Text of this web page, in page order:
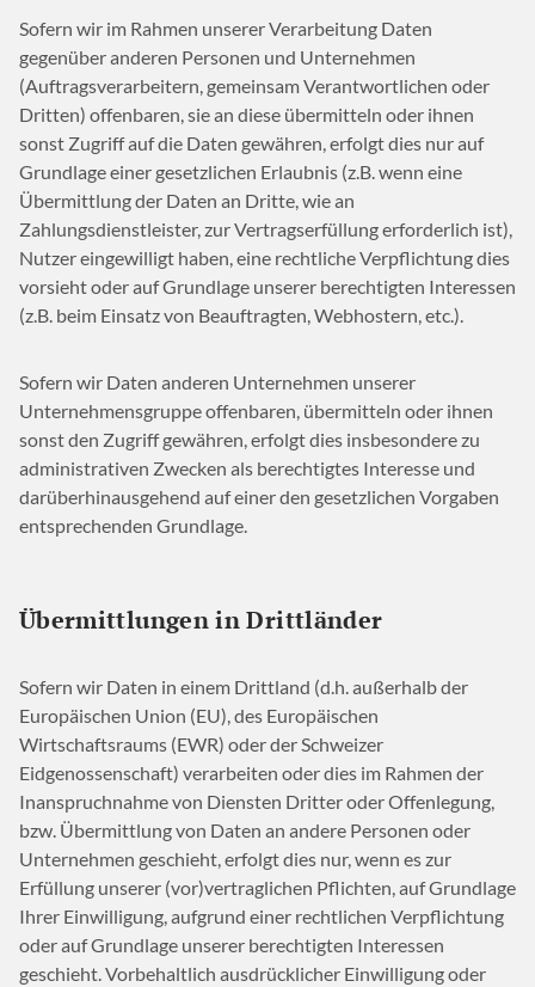
Sofern wir im Rahmen unserer Verarbeitung Daten
gegenüber anderen Personen und Unternehmen
(Auftragsverarbeitern, gemeinsam Verantwortlichen oder
Dritten) offenbaren, sie an diese übermitteln oder ihnen
sonst Zugriff auf die Daten gewähren, erfolgt dies nur auf
Grundlage einer gesetzlichen Erlaubnis (z.B. wenn eine
Übermittlung der Daten an Dritte, wie an
Zahlungsdienstleister, zur Vertragserfüllung erforderlich ist),
Nutzer eingewilligt haben, eine rechtliche Verpflichtung dies
vorsieht oder auf Grundlage unserer berechtigten Interessen
(z.B. beim Einsatz von Beauftragten, Webhostern, etc.).
Sofern wir Daten anderen Unternehmen unserer
Unternehmensgruppe offenbaren, übermitteln oder ihnen
sonst den Zugriff gewähren, erfolgt dies insbesondere zu
administrativen Zwecken als berechtigtes Interesse und
darüberhinausgehend auf einer den gesetzlichen Vorgaben
entsprechenden Grundlage.
Übermittlungen in Drittländer
Sofern wir Daten in einem Drittland (d.h. außerhalb der
Europäischen Union (EU), des Europäischen
Wirtschaftsraums (EWR) oder der Schweizer
Eidgenossenschaft) verarbeiten oder dies im Rahmen der
Inanspruchnahme von Diensten Dritter oder Offenlegung,
bzw. Übermittlung von Daten an andere Personen oder
Unternehmen geschieht, erfolgt dies nur, wenn es zur
Erfüllung unserer (vor)vertraglichen Pflichten, auf Grundlage
Ihrer Einwilligung, aufgrund einer rechtlichen Verpflichtung
oder auf Grundlage unserer berechtigten Interessen
geschieht. Vorbehaltlich ausdrücklicher Einwilligung oder